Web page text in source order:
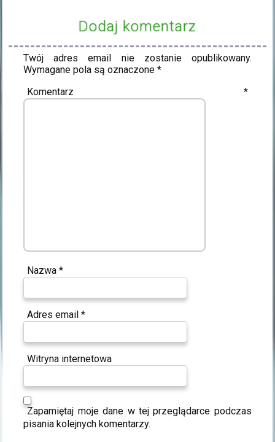
Dodaj komentarz
Twój adres email nie zostanie opublikowany.
Wymagane pola są oznaczone*
Komentarz *
Nazwa*
Adres email*
Witryna internetowa
Zapamiętaj moje dane w tej przeglądarce podczas
pisania kolejnych komentarzy.